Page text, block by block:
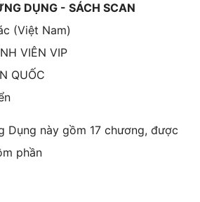
DỤNG - SÁCH SCAN
(Việt Nam)
VIÊN VIP
QUỐC
Dụng này gồm 17 chương, được
phần